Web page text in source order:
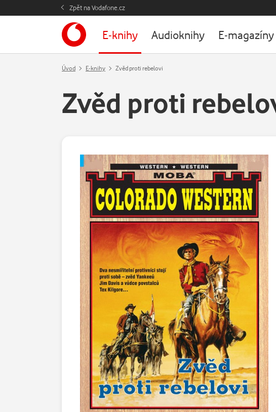
Zpět na Vodafone.cz
E-knihy Audioknihy E-magazíny
Úvod E-knihy Zvěd proti rebelovi
Zvěd proti